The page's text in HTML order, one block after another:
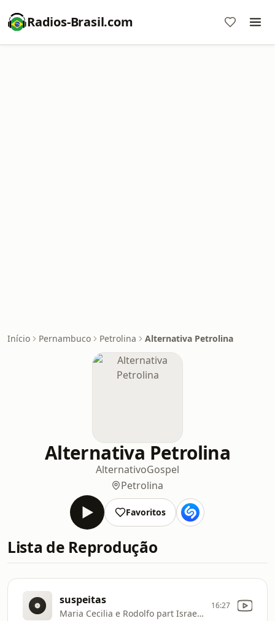
Radios-Brasil.com
Início Pernambuco Petrolina Alternativa Petrolina
Alternativa Petrolina
AlternativoGospel
Petrolina
Favoritos
Lista de Reprodução
suspeitas
Maria Cecilia e Rodolfo part Israel e Rodolfo
16:27